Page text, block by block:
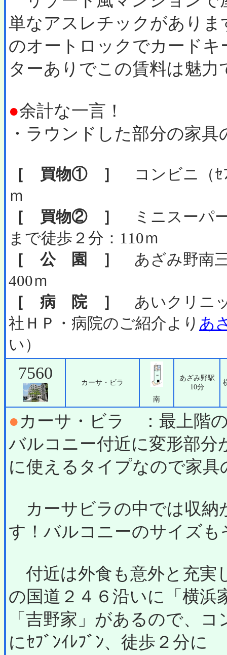
単なアスレチックがあり
のオートロックでカード
ターありでこの賃料は魅力
●余計な一言！
・ラウンドした部分の家
［ 買物① ］
コンビニ（ｾ
ｍ
［ 買物② ］
ミニスーパ
まで徒歩２分：110ｍ
［ 公 園 ］
あざみ野南
400ｍ
［ 病 院 ］
あいクリニ
社ＨＰ・病院のご紹介より あ
い）
7560
カーサ・ビラ
南
あざみ野駅
10分
●カーサ・ビラ ：最上階
バルコニー付近に変形部
に使えるタイプなので家
カーサビラの中では収納
す！バルコニーのサイズ
付近は外食も意外と充実
の国道２４６沿いに「横浜
「吉野家」があるので、
にｾﾌﾞﾝｲﾚﾌﾞﾝ、徒歩２分